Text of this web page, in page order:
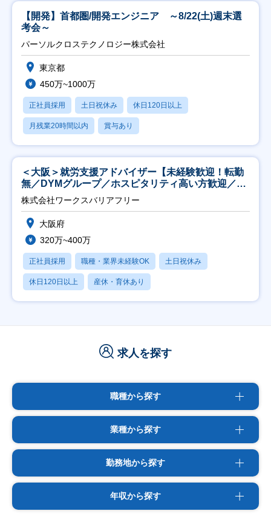
【開発】首都圏/開発エンジニア ～8/22(土)週末選
考会～
パーソルクロステクノロジー株式会社
東京都
450万~1000万
正社員採用 土日祝休み 休日120日以上
月残業20時間以内 賞与あり
＜大阪＞就労支援アドバイザー【未経験歓迎！転勤
無／DYMグループ／ホスピタリティ高い方歓迎／土
日祝】
株式会社ワークスバリアフリー
大阪府
320万~400万
正社員採用 職種・業界未経験OK 土日祝休み
休日120日以上 産休・育休あり
求人を探す
職種から探す
業種から探す
勤務地から探す
年収から探す